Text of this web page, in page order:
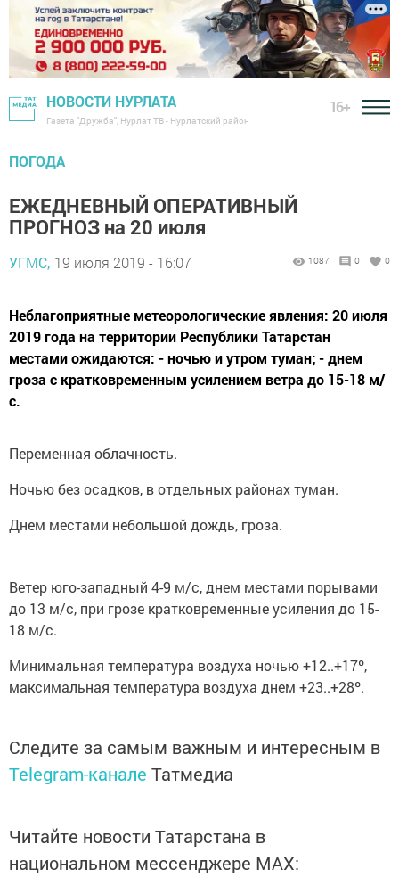
НОВОСТИ НУРЛАТА
Газета "Дружба", Нурлат ТВ - Нурлатский район
16+
ПОГОДА
ЕЖЕДНЕВНЫЙ ОПЕРАТИВНЫЙ
ПРОГНОЗ на 20 июля
УГМС, 19 июля 2019 - 16:07 1087 0 0
Неблагоприятные метеорологические явления: 20 июля
2019 года на территории Республики Татарстан
местами ожидаются: - ночью и утром туман; - днем
гроза с кратковременным усилением ветра до 15-18 м/
с.
Переменная облачность.
Ночью без осадков, в отдельных районах туман.
Днем местами небольшой дождь, гроза.
Ветер юго-западный 4-9 м/с, днем местами порывами
до 13 м/с, при грозе кратковременные усиления до 15-
18 м/с.
Минимальная температура воздуха ночью +12..+17º,
максимальная температура воздуха днем +23..+28º.
Следите за самым важным и интересным в
Telegram-канале Татмедиа
Читайте новости Татарстана в
национальном мессенджере MАХ: